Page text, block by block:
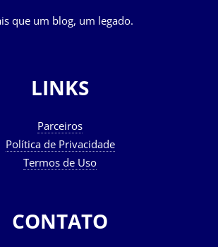
que um blog, um legado.
LINKS
Parceiros
Política de Privacidade
Termos de Uso
CONTATO